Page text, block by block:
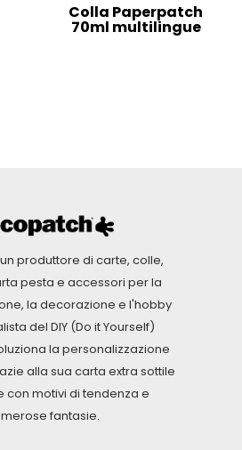
Colla Paperpatch
70ml multilingue
produttore di carte, colle,
pesta e accessori per la
la decorazione e l'hobby
del DIY (Do it Yourself)
la personalizzazione
alla sua carta extra sottile
con motivi di tendenza e
fantasie.